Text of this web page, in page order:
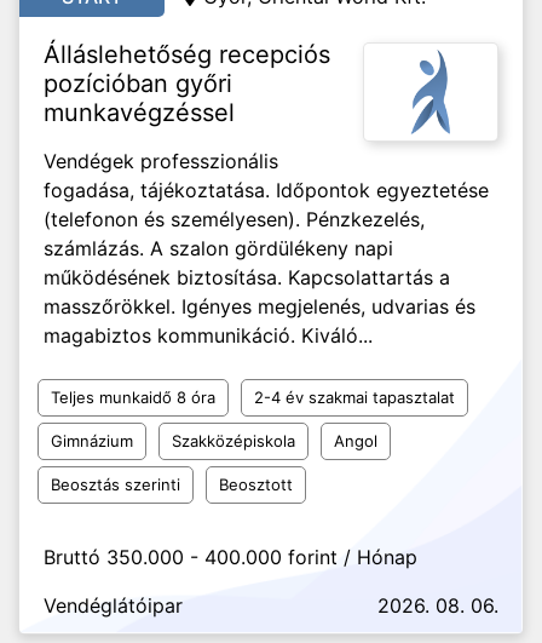
Álláslehetőség recepciós
pozícióban győri
munkavégzéssel
Vendégek professzionális
fogadása, tájékoztatása. Időpontok egyeztetése
(telefonon és személyesen). Pénzkezelés,
számlázás. A szalon gördülékeny napi
működésének biztosítása. Kapcsolattartás a
masszőrökkel. Igényes megjelenés, udvarias és
magabiztos kommunikáció. Kiváló...
Teljes munkaidő 8 óra 2-4 év szakmai tapasztalat
Gimnázium Szakközépiskola Angol
Beosztás szerinti Beosztott
Bruttó 350.000 - 400.000 forint / Hónap
Vendéglátóipar
2026. 08. 06.